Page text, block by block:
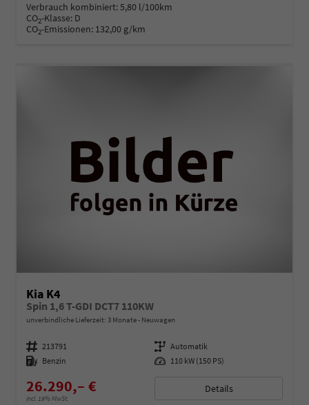
Verbrauch kombiniert:5,80 l/100km
CO2-Klasse: D
CO2-Emissionen: 132,00 g/km
Kia K4
Spin 1,6 T-GDI DCT7 110KW
unverbindliche Lieferzeit: 3 Monate Neuwagen
Fahrzeugnummer 213791 Getriebe Automatik
Kraftstoff Benzin Leistung 110 kW (150 PS)
26.290,– €
incl. 19% MwSt.
Details